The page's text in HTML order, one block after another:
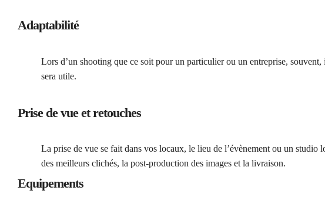
Adaptabilité
Lors d’un shooting que ce soit pour un particulier ou un entreprise,
sera utile.
Prise de vue et retouches
La prise de vue se fait dans vos locaux, le lieu de l’évènement ou un
des meilleurs clichés, la post-production des images et la livraison.
Equipements